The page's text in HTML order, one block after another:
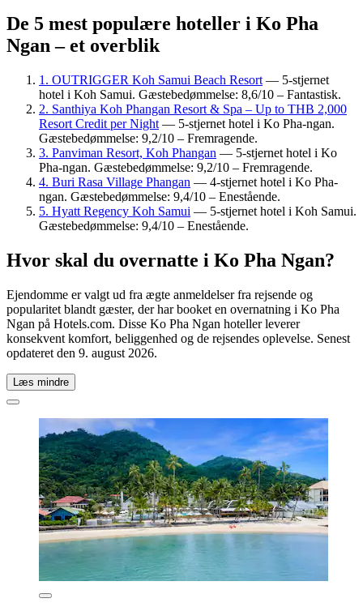
De 5 mest populære hoteller i Ko Pha
Ngan – et overblik
1. OUTRIGGER Koh Samui Beach Resort — 5-stjernet
hotel i Koh Samui. Gæstebedømmelse: 8,6/10 – Fantastisk.
2. Santhiya Koh Phangan Resort & Spa – Up to THB 2,000
Resort Credit per Night — 5-stjernet hotel i Ko Pha-ngan.
Gæstebedømmelse: 9,2/10 – Fremragende.
3. Panviman Resort, Koh Phangan — 5-stjernet hotel i Ko
Pha-ngan. Gæstebedømmelse: 9,2/10 – Fremragende.
4. Buri Rasa Village Phangan — 4-stjernet hotel i Ko Pha-
ngan. Gæstebedømmelse: 9,4/10 – Enestående.
5. Hyatt Regency Koh Samui — 5-stjernet hotel i Koh Samui.
Gæstebedømmelse: 9,4/10 – Enestående.
Hvor skal du overnatte i Ko Pha Ngan?
Ejendomme er valgt ud fra ægte anmeldelser fra rejsende og
popularitet blandt gæster, der har booket en overnatning i Ko Pha
Ngan på Hotels.com. Disse Ko Pha Ngan hoteller leverer
konsekvent komfort, beliggenhed og de rejsendes oplevelse. Senest
opdateret den 9. august 2026.
Læs mindre